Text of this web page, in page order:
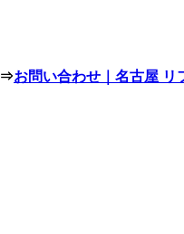
⇒お問い合わせ｜名古屋 リ